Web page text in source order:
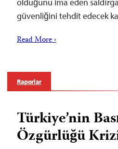
güvenliğini tehdit edecek
Read More ›
Raporlar
Türkiye’nin
Özgürlüğü